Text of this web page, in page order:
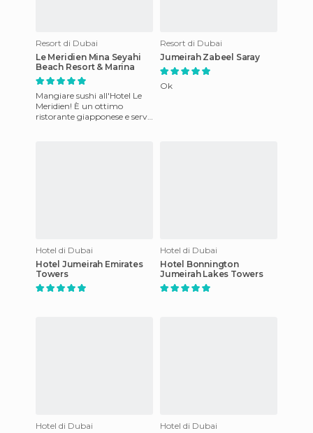
Resort di Dubai
Le Meridien Mina Seyahi
Beach Resort & Marina
Mangiare sushi all'Hotel Le
Meridien! È un ottimo
ristorante giapponese e serve
Resort di Dubai
Jumeirah Zabeel Saray
Ok
Hotel di Dubai
Hotel Jumeirah Emirates
Towers
Hotel di Dubai
Hotel Bonnington
Jumeirah Lakes Towers
Hotel di Dubai
Hotel di Dubai